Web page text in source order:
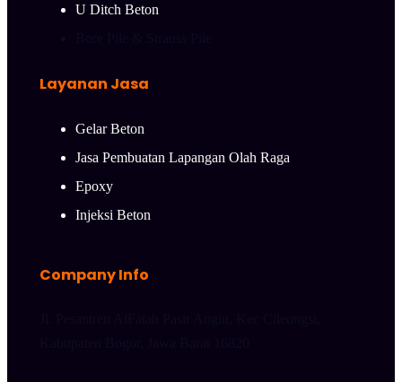
U Ditch Beton
Layanan Jasa
Gelar Beton
Jasa Pembuatan Lapangan Olah Raga
Epoxy
Injeksi Beton
Company Info